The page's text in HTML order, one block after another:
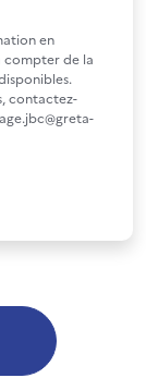
en
compter de la
contactez-